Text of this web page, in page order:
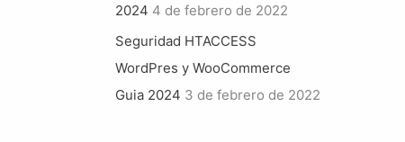
2024 4 de febrero de 2022
Seguridad HTACCESS
WordPres y WooCommerce
Guia 2024 3 de febrero de 2022